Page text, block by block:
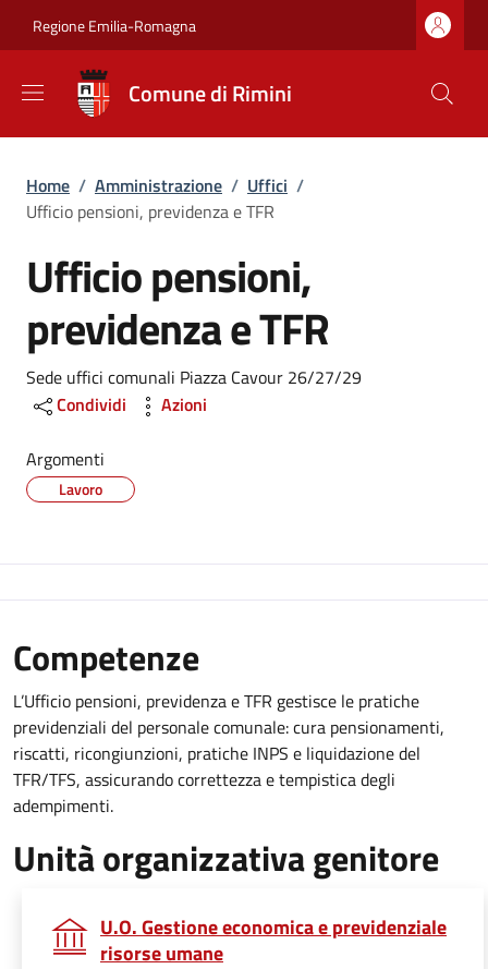
Regione Emilia-Romagna
Comune di Rimini
Briciole di pane
Home / Amministrazione / Uffici /
Ufficio pensioni, previdenza e TFR
Ufficio pensioni,
previdenza e TFR
Dettagli
Sede uffici comunali Piazza Cavour 26/27/29
Condividi
Azioni
Argomenti
Lavoro
Competenze
L’Ufficio pensioni, previdenza e TFR gestisce le pratiche
previdenziali del personale comunale: cura pensionamenti,
riscatti, ricongiunzioni, pratiche INPS e liquidazione del
TFR/TFS, assicurando correttezza e tempistica degli
adempimenti.
Unità organizzativa genitore
U.O. Gestione economica e previdenziale
risorse umane